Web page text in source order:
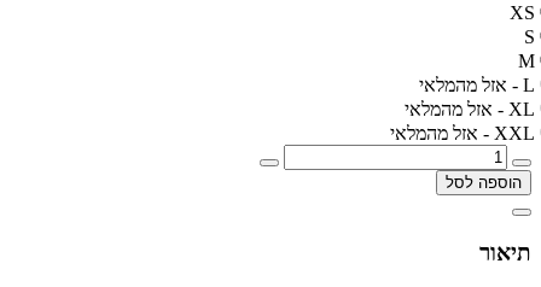
XS
S
M
L - אזל מהמלאי
XL - אזל מהמלאי
XXL - אזל מהמלאי
הוספה לסל
תיאור